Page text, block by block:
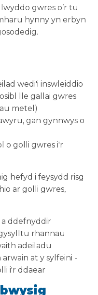
gwres o’r tu
hynny yn erbyn
wedi'i inswleiddio
lle gallai gwres
metel)
gan gynnwys o
o golli gwres i'r
hefyd i feysydd risg
ar golli gwres,
a ddefnyddir
rhannau
adeiladu
at y sylfeini -
i'r ddaear